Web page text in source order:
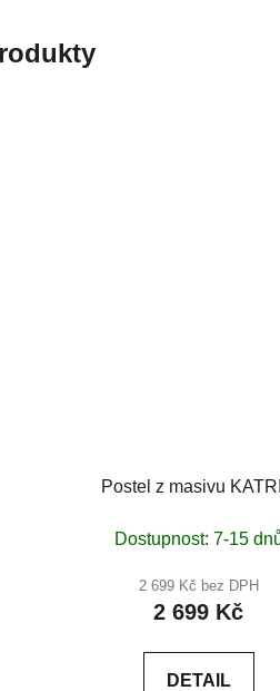
Postel z masivu
Dostupnost: 7-15
2 699 Kč bez DPH
2 699 Kč
DETAIL